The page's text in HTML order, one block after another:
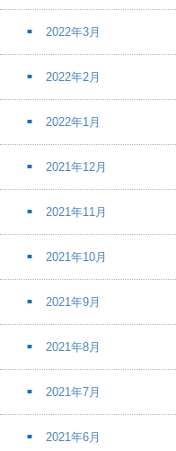
2022年3月
2022年2月
2022年1月
2021年12月
2021年11月
2021年10月
2021年9月
2021年8月
2021年7月
2021年6月